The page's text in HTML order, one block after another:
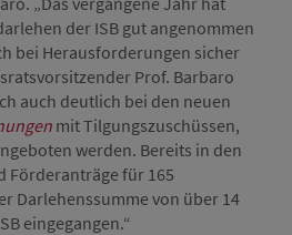
der ISB gut angenommen
bei Herausforderungen sicher
Prof. Barbaro
auch deutlich bei den neuen
mit Tilgungszuschüssen,
werden. Bereits in den
Förderanträge für 165
Darlehenssumme von über 14
eingegangen.“